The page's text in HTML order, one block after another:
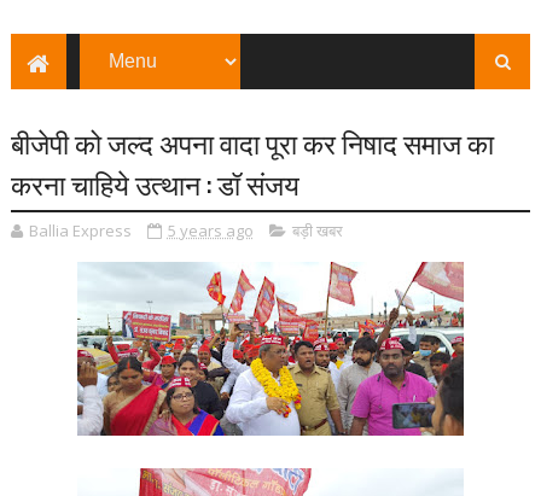
बीजेपी को जल्द अपना वादा पूरा कर निषाद समाज का
करना चाहिये उत्थान : डॉ संजय
Ballia Express 5 years ago बड़ी खबर